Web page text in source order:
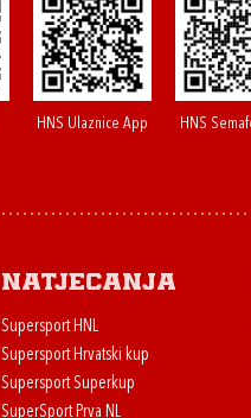
HNS Ulaznice App HNS
Natjecanja
Supersport HNL
Supersport Hrvatski kup
Supersport Superkup
SuperSport Prva NL